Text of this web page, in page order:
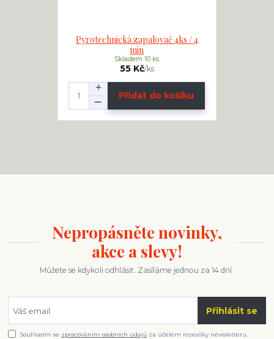
Pyrotechnická zapalovač 4ks / 4
min
55 Kč/ks
Skladem 10 ks
Přidat do košíku
Nepropásněte novinky,
akce a slevy!
Můžete se kdykoli odhlásit. Zasíláme jednou za 14 dní.
Přihlásit se
Souhlasím se zpracováním osobních údajů za účelem rozesílky newsletteru.